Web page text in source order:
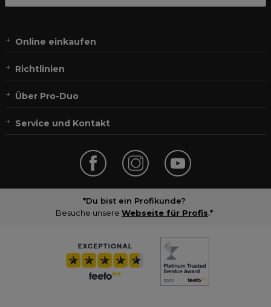
Online einkaufen
Richtlinien
Über Pro-Duo
Service und Kontakt
*Du bist ein Profikunde?
Besuche unsere Webseite für Profis.*